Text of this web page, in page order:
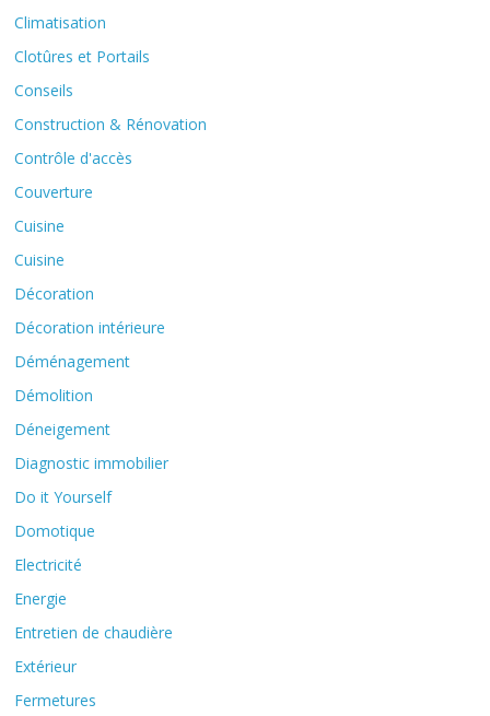
Climatisation
Clotûres et Portails
Conseils
Construction & Rénovation
Contrôle d'accès
Couverture
Cuisine
Cuisine
Décoration
Décoration intérieure
Déménagement
Démolition
Déneigement
Diagnostic immobilier
Do it Yourself
Domotique
Electricité
Energie
Entretien de chaudière
Extérieur
Fermetures